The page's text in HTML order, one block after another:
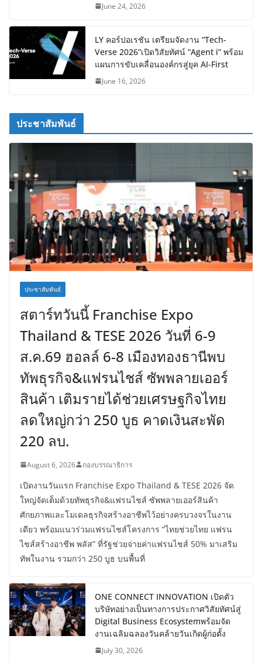
June 24, 2026
LY คอร์ปอเรชัน เตรียมจัดงาน “Tech-
Verse 2026”เปิดวิสัยทัศน์ “Agent i” พร้อม
แผนการขับเคลื่อนองค์กรสู่ยุค AI-First
June 16, 2026
ประชาสัมพันธ์
ประชาสัมพันธ์
สตาร์ทวันนี้ Franchise Expo
Thailand & TESE 2026 วันที่ 6-9
ส.ค.69 ฮอลล์ 6-8 เมืองทองธานีพบ
ทัพธุรกิจ&แฟรนไชส์ ซัพพลายเออร์
สินค้า เติมรายได้ช่วยเศรษฐกิจไทย
ลดใหญ่กว่า 250 บูธ คาดเงินสะพัด
220 ลบ.
August 6, 2026 กองบรรณาธิการ
เปิดงานวันแรก Franchise Expo Thailand & TESE 2026 จัด
ใหญ่จัดเต็มด้วยทัพธุรกิจ&แฟรนไชส์ ซัพพลายเออร์สินค้า
ศักยภาพและโมเดลธุรกิจสร้างอาชีพไว้อย่างครบวงจรในงาน
เดียว พร้อมแนวร่วมแฟรนไชส์โครงการ “ไทยช่วยไทย แฟรน
ไชส์สร้างอาชีพ พลัส” ที่รัฐช่วยจ่ายค่าแฟรนไชส์ 50% มาเสริม
ทัพในงาน รวมกว่า 250 บูธ บนพื้นที่
ONE CONNECT INNOVATION เปิดตัว
บริษัทอย่างเป็นทางการประกาศวิสัยทัศน์สู่
Digital Business Ecosystemพร้อมจัด
งานเฉลิมฉลองวันคล้ายวันเกิดผู้ก่อตั้ง
July 30, 2026